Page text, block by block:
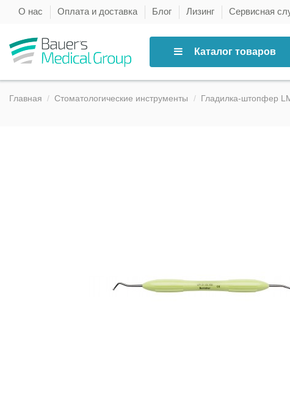
О нас Оплата и доставка Блог Лизинг Сервисная
Каталог товаров
Главная Стоматологические инструменты Гладилка-штопфер